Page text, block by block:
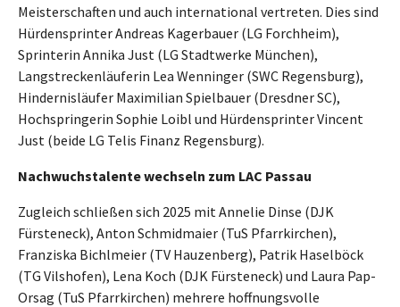
Meisterschaften und auch international vertreten. Dies sind
Hürdensprinter Andreas Kagerbauer (LG Forchheim),
Sprinterin Annika Just (LG Stadtwerke München),
Langstreckenläuferin Lea Wenninger (SWC Regensburg),
Hindernisläufer Maximilian Spielbauer (Dresdner SC),
Hochspringerin Sophie Loibl und Hürdensprinter Vincent
Just (beide LG Telis Finanz Regensburg).
Nachwuchstalente wechseln zum LAC Passau
Zugleich schließen sich 2025 mit Annelie Dinse (DJK
Fürsteneck), Anton Schmidmaier (TuS Pfarrkirchen),
Franziska Bichlmeier (TV Hauzenberg), Patrik Haselböck
(TG Vilshofen), Lena Koch (DJK Fürsteneck) und Laura Pap-
Orsag (TuS Pfarrkirchen) mehrere hoffnungsvolle